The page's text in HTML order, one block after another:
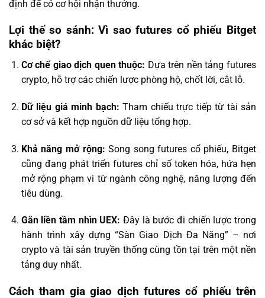
định để có cơ hội nhận thưởng.
Lợi thế so sánh: Vì sao futures cổ phiếu Bitget
khác biệt?
Cơ chế giao dịch quen thuộc: Dựa trên nền tảng futures
crypto, hỗ trợ các chiến lược phòng hộ, chốt lời, cắt lỗ.
Dữ liệu giá minh bạch: Tham chiếu trực tiếp từ tài sản
cơ sở và kết hợp nguồn dữ liệu tổng hợp.
Khả năng mở rộng: Song song futures cổ phiếu, Bitget
cũng đang phát triển futures chỉ số token hóa, hứa hẹn
mở rộng phạm vi từ ngành công nghệ, năng lượng đến
tiêu dùng.
Gắn liền tầm nhìn UEX: Đây là bước đi chiến lược trong
hành trình xây dựng “Sàn Giao Dịch Đa Năng” – nơi
crypto và tài sản truyền thống cùng tồn tại trên một nền
tảng duy nhất.
Cách tham gia giao dịch futures cổ phiếu trên